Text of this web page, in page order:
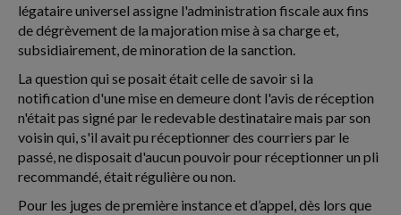
légataire universel assigne l'administration fiscale aux fins
de dégrèvement de la majoration mise à sa charge et,
subsidiairement, de minoration de la sanction.
La question qui se posait était celle de savoir si la
notification d'une mise en demeure dont l'avis de réception
n'était pas signé par le redevable destinataire mais par son
voisin qui, s'il avait pu réceptionner des courriers par le
passé, ne disposait d'aucun pouvoir pour réceptionner un pli
recommandé, était régulière ou non.
Pour les juges de première instance et d’appel, dès lors que